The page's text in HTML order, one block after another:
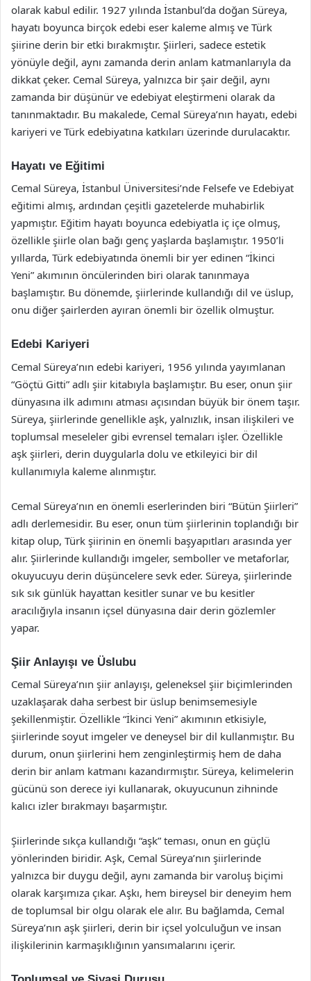
olarak kabul edilir. 1927 yılında İstanbul’da doğan Süreya,
hayatı boyunca birçok edebi eser kaleme almış ve Türk
şiirine derin bir etki bırakmıştır. Şiirleri, sadece estetik
yönüyle değil, aynı zamanda derin anlam katmanlarıyla da
dikkat çeker. Cemal Süreya, yalnızca bir şair değil, aynı
zamanda bir düşünür ve edebiyat eleştirmeni olarak da
tanınmaktadır. Bu makalede, Cemal Süreya’nın hayatı, edebi
kariyeri ve Türk edebiyatına katkıları üzerinde durulacaktır.
Hayatı ve Eğitimi
Cemal Süreya, İstanbul Üniversitesi’nde Felsefe ve Edebiyat
eğitimi almış, ardından çeşitli gazetelerde muhabirlik
yapmıştır. Eğitim hayatı boyunca edebiyatla iç içe olmuş,
özellikle şiirle olan bağı genç yaşlarda başlamıştır. 1950’li
yıllarda, Türk edebiyatında önemli bir yer edinen “İkinci
Yeni” akımının öncülerinden biri olarak tanınmaya
başlamıştır. Bu dönemde, şiirlerinde kullandığı dil ve üslup,
onu diğer şairlerden ayıran önemli bir özellik olmuştur.
Edebi Kariyeri
Cemal Süreya’nın edebi kariyeri, 1956 yılında yayımlanan
“Göçtü Gitti” adlı şiir kitabıyla başlamıştır. Bu eser, onun şiir
dünyasına ilk adımını atması açısından büyük bir önem taşır.
Süreya, şiirlerinde genellikle aşk, yalnızlık, insan ilişkileri ve
toplumsal meseleler gibi evrensel temaları işler. Özellikle
aşk şiirleri, derin duygularla dolu ve etkileyici bir dil
kullanımıyla kaleme alınmıştır.
Cemal Süreya’nın en önemli eserlerinden biri “Bütün Şiirleri”
adlı derlemesidir. Bu eser, onun tüm şiirlerinin toplandığı bir
kitap olup, Türk şiirinin en önemli başyapıtları arasında yer
alır. Şiirlerinde kullandığı imgeler, semboller ve metaforlar,
okuyucuyu derin düşüncelere sevk eder. Süreya, şiirlerinde
sık sık günlük hayattan kesitler sunar ve bu kesitler
aracılığıyla insanın içsel dünyasına dair derin gözlemler
yapar.
Şiir Anlayışı ve Üslubu
Cemal Süreya’nın şiir anlayışı, geleneksel şiir biçimlerinden
uzaklaşarak daha serbest bir üslup benimsemesiyle
şekillenmiştir. Özellikle “İkinci Yeni” akımının etkisiyle,
şiirlerinde soyut imgeler ve deneysel bir dil kullanmıştır. Bu
durum, onun şiirlerini hem zenginleştirmiş hem de daha
derin bir anlam katmanı kazandırmıştır. Süreya, kelimelerin
gücünü son derece iyi kullanarak, okuyucunun zihninde
kalıcı izler bırakmayı başarmıştır.
Şiirlerinde sıkça kullandığı “aşk” teması, onun en güçlü
yönlerinden biridir. Aşk, Cemal Süreya’nın şiirlerinde
yalnızca bir duygu değil, aynı zamanda bir varoluş biçimi
olarak karşımıza çıkar. Aşkı, hem bireysel bir deneyim hem
de toplumsal bir olgu olarak ele alır. Bu bağlamda, Cemal
Süreya’nın aşk şiirleri, derin bir içsel yolculuğun ve insan
ilişkilerinin karmaşıklığının yansımalarını içerir.